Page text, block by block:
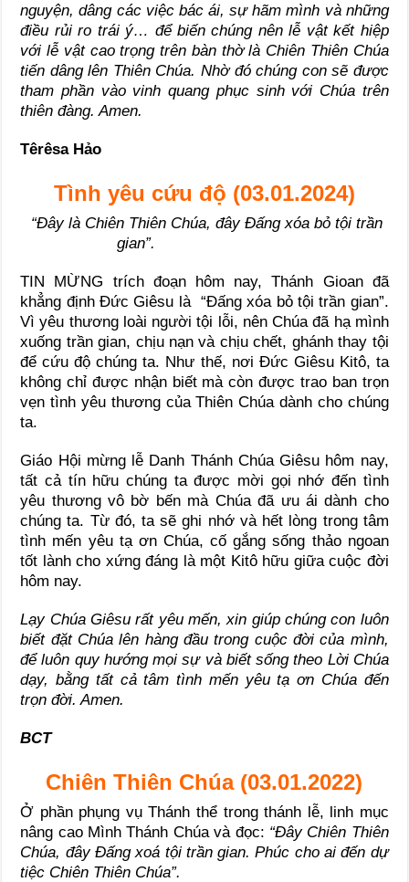
nguyện, dâng các việc bác ái, sự hãm mình và những
điều rủi ro trái ý… để biến chúng nên lễ vật kết hiệp
với lễ vật cao trọng trên bàn thờ là Chiên Thiên Chúa
tiến dâng lên Thiên Chúa. Nhờ đó chúng con sẽ được
tham phần vào vinh quang phục sinh với Chúa trên
thiên đàng. Amen.
Têrêsa Hảo
Tình yêu cứu độ (03.01.2024)
“Đây là Chiên Thiên Chúa, đây Đấng xóa bỏ tội trần
gian”.
TIN MỪNG trích đoạn hôm nay, Thánh Gioan đã
khẳng định Đức Giêsu là “Đấng xóa bỏ tội trần gian”.
Vì yêu thương loài người tội lỗi, nên Chúa đã hạ mình
xuống trần gian, chịu nạn và chịu chết, ghánh thay tội
để cứu độ chúng ta. Như thế, nơi Đức Giêsu Kitô, ta
không chỉ được nhận biết mà còn được trao ban trọn
vẹn tình yêu thương của Thiên Chúa dành cho chúng
ta.
Giáo Hội mừng lễ Danh Thánh Chúa Giêsu hôm nay,
tất cả tín hữu chúng ta được mời gọi nhớ đến tình
yêu thương vô bờ bến mà Chúa đã ưu ái dành cho
chúng ta. Từ đó, ta sẽ ghi nhớ và hết lòng trong tâm
tình mến yêu tạ ơn Chúa, cố gắng sống thảo ngoan
tốt lành cho xứng đáng là một Kitô hữu giữa cuộc đời
hôm nay.
Lạy Chúa Giêsu rất yêu mến, xin giúp chúng con luôn
biết đặt Chúa lên hàng đầu trong cuộc đời của mình,
để luôn quy hướng mọi sự và biết sống theo Lời Chúa
dạy, bằng tất cả tâm tình mến yêu tạ ơn Chúa đến
trọn đời. Amen.
BCT
Chiên Thiên Chúa (03.01.2022)
Ở phần phụng vụ Thánh thể trong thánh lễ, linh mục
nâng cao Mình Thánh Chúa và đọc: “Đây Chiên Thiên
Chúa, đây Đấng xoá tội trần gian. Phúc cho ai đến dự
tiệc Chiên Thiên Chúa”.